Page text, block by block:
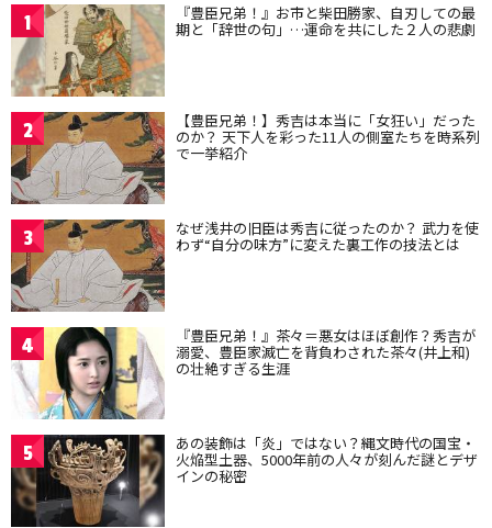
1 『豊臣兄弟！』お市と柴田勝家、自刃しての最
期と「辞世の句」…運命を共にした２人の悲劇
2 【豊臣兄弟！】秀吉は本当に「女狂い」だった
のか？ 天下人を彩った11人の側室たちを時系列
で一挙紹介
3 なぜ浅井の旧臣は秀吉に従ったのか？ 武力を使
わず“自分の味方”に変えた裏工作の技法とは
4 『豊臣兄弟！』茶々＝悪女はほぼ創作？秀吉が
溺愛、豊臣家滅亡を背負わされた茶々(井上和)
の壮絶すぎる生涯
5 あの装飾は「炎」ではない？縄文時代の国宝・
火焔型土器、5000年前の人々が刻んだ謎とデザ
インの秘密